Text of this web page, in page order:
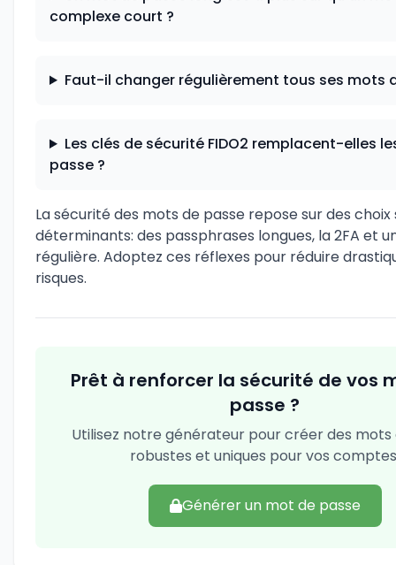
complexe court ?
Faut-il changer régulièrement tous ses mots
Les clés de sécurité FIDO2 remplacent-elles
passe ?
La sécurité des mots de passe repose sur des
déterminants: des passphrases longues, la 2FA et
régulière. Adoptez ces réflexes pour réduire
risques.
Prêt à renforcer la sécurité de vos
passe ?
Utilisez notre générateur pour créer des mots
robustes et uniques pour vos
Générer un mot de passe